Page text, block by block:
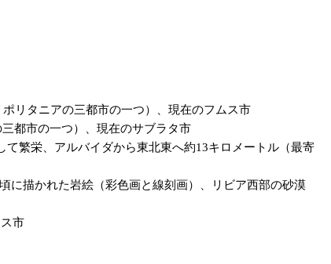
リタニアの三都市の一つ）、現在のフムス市
都市の一つ）、現在のサブラタ市
て繁栄、アルバイダから東北東へ約13キロメートル（最寄
に描かれた岩絵（彩色画と線刻画）、リビア西部の砂漠
市